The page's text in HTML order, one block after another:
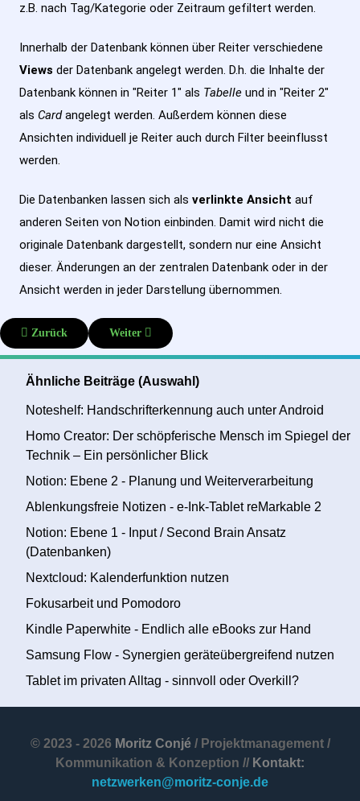
z.B. nach Tag/Kategorie oder Zeitraum gefiltert werden.
Innerhalb der Datenbank können über Reiter verschiedene
Views der Datenbank angelegt werden. D.h. die Inhalte der
Datenbank können in "Reiter 1" als Tabelle und in "Reiter 2"
als Cardangelegt werden. Außerdem können diese
Ansichten individuell je Reiter auch durch Filter beeinflusst
werden.
Die Datenbanken lassen sich als verlinkte Ansicht auf
anderen Seiten von Notion einbinden. Damit wird nicht die
originale Datenbank dargestellt, sondern nur eine Ansicht
dieser. Änderungen an der zentralen Datenbank oder in der
Ansicht werden in jeder Darstellung übernommen.
Vorheriger Beitrag: Notion: 3 Ebenen - Input, Planung und
Zurück Nächster Beitrag: Betrieblicher Podcast: Technik
Weiter
Ähnliche Beiträge (Auswahl)
Noteshelf: Handschrifterkennung auch unter Android
Homo Creator: Der schöpferische Mensch im Spiegel der
Technik – Ein persönlicher Blick
Notion: Ebene 2 - Planung und Weiterverarbeitung
Ablenkungsfreie Notizen - e-Ink-Tablet reMarkable 2
Notion: Ebene 1 - Input / Second Brain Ansatz
(Datenbanken)
Nextcloud: Kalenderfunktion nutzen
Fokusarbeit und Pomodoro
Kindle Paperwhite - Endlich alle eBooks zur Hand
Samsung Flow - Synergien geräteübergreifend nutzen
Tablet im privaten Alltag - sinnvoll oder Overkill?
© 2023 - 2026 Moritz Conjé/ Projektmanagement /
Kommunikation & Konzeption // Kontakt:
netzwerken@moritz-conje.de